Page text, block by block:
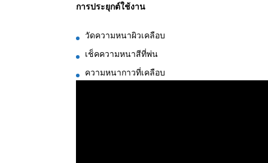
การประยุกต์ใช้งาน
วัดความหนาผิวเคลือบ
เช็คความหนาสีที่พ่น
ความหนากาวที่เคลือบ